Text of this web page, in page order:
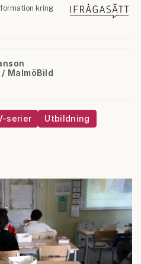
MalmöBild
serier Utbildning